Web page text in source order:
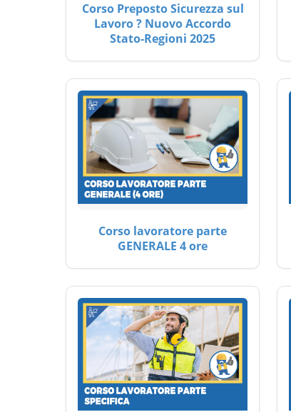
Corso Preposto Sicurezza sul
Lavoro ? Nuovo Accordo
Stato-Regioni 2025
Corso lavoratore parte
GENERALE 4 ore